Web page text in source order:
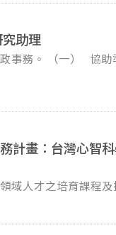
面資料合適者將盡快通
助理
事務。 （一） 協助
寫。 （三） 協助研
，E-Mail至
將盡快通知安排面
計畫：台灣心智